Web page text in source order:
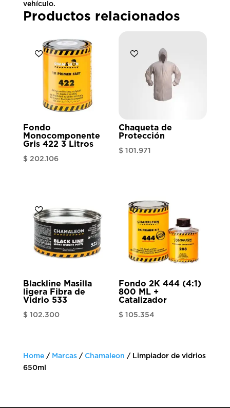
vehículo.
Productos relacionados
Fondo
Monocomponente
Gris 422 3 Litros
$ 202.106
Chaqueta de
Protección
$ 101.971
Blackline Masilla
ligera Fibra de
Vidrio 533
$ 102.300
Fondo 2K 444 (4:1)
800 ML +
Catalizador
$ 105.354
Home/ Marcas/ Chamaleon / Limpiador de vidrios
650ml